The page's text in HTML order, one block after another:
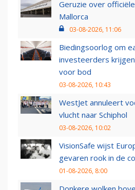
Geruzie over
Mallorca
03-08-2026, 11:06
Biedingsoorlog om
investeerders
voor bod
03-08-2026, 10:43
WestJet annuleert
vlucht naar Schiphol
03-08-2026, 10:02
VisionSafe wijst
gevaren rook in de
01-08-2026, 8:00